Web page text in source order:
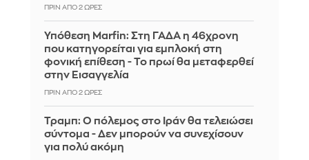
ΠΡΙΝ ΑΠΌ 2 ΏΡΕΣ
Υπόθεση Marfin: Στη ΓΑΔΑ η 46χρονη
που κατηγορείται για εμπλοκή στη
φονική επίθεση - Το πρωί θα μεταφερθεί
στην Εισαγγελία
ΠΡΙΝ ΑΠΌ 2 ΏΡΕΣ
Τραμπ: Ο πόλεμος στο Ιράν θα τελειώσει
σύντομα - Δεν μπορούν να συνεχίσουν
για πολύ ακόμη